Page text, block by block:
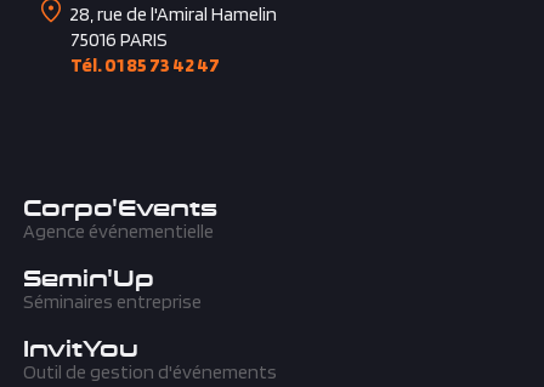
28, rue de l'Amiral Hamelin
75016 PARIS
Tél. 01 85 73 42 47
Corpo'Events
Agence événementielle
Semin'Up
Séminaires entreprise
InvitYou
Outil de gestion d'événements